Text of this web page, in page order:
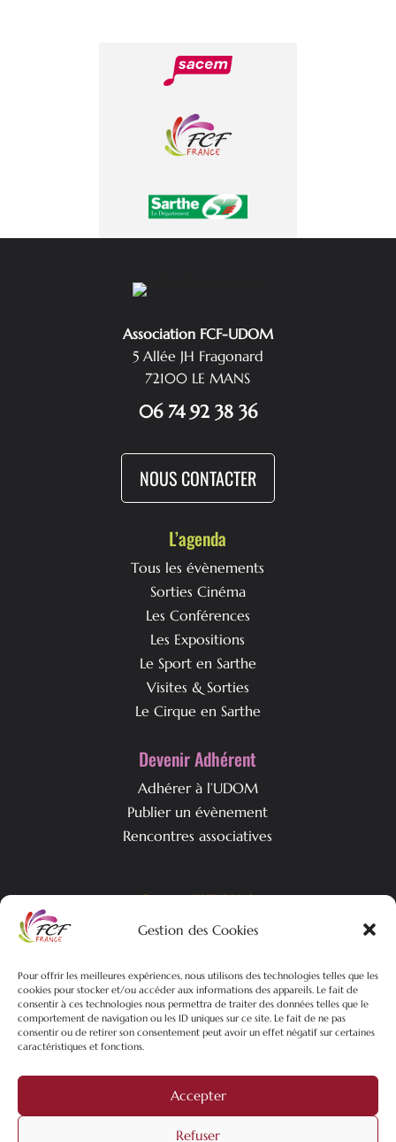
Gestion des Cookies
Pour offrir les meilleures expériences, nous utilisons des technologies telles que les
cookies pour stocker et/ou accéder aux informations des appareils. Le fait de
consentir à ces technologies nous permettra de traiter des données telles que le
comportement de navigation ou les ID uniques sur ce site. Le fait de ne pas
consentir ou de retirer son consentement peut avoir un effet négatif sur certaines
caractéristiques et fonctions.
Accepter
Refuser
Association FCF-UDOM
5 Allée JH Fragonard
72100 LE MANS
06 74 92 38 36
NOUS CONTACTER
L’agenda
Tous les évènements
Sorties Cinéma
Les Conférences
Les Expositions
Le Sport en Sarthe
Visites & Sorties
Le Cirque en Sarthe
Devenir Adhérent
Adhérer à l’UDOM
Publier un évènement
Rencontres associatives
Qui est l’UDOM ?
L’association & ses objectifs
Nos actualités
©2026 FCF-UDOM – Tous droits réservés | Plan du site |
Légales| Politique de confidentialités |Création site webPure
filiale dugroupe Mixtrio